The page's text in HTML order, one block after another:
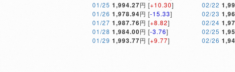
01/25 1,994.27円 [+10.30]
01/26 1,978.94円 [-15.33]
01/27 1,987.76円 [+8.82]
01/28 1,984.00円 [-3.76]
01/29 1,993.77円 [+9.77]
02/22
02/23
02/24
02/25
02/26